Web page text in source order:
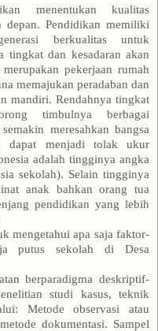
menentukan kualitas
depan. Pendidikan memiliki
berkualitas untuk
tingkat dan kesadaran akan
pekerjaan rumah
memajukan peradaban dan
mandiri. Rendahnya tingkat
timbulnya berbagai
meresahkan bangsa
dapat menjadi tolak ukur
adalah tingginya angka
sekolah). Selain tingginya
anak bahkan orang tua
pendidikan yang lebih
mengetahui apa saja faktor-
putus sekolah di Desa
berparadigma deskriptif-
studi kasus, teknik
Metode observasi atau
dokumentasi. Sampel